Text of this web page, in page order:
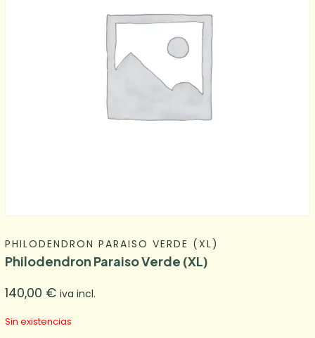
PHILODENDRON PARAISO VERDE (XL)
Philodendron Paraiso Verde (XL)
140,00 € iva incl.
Sin existencias